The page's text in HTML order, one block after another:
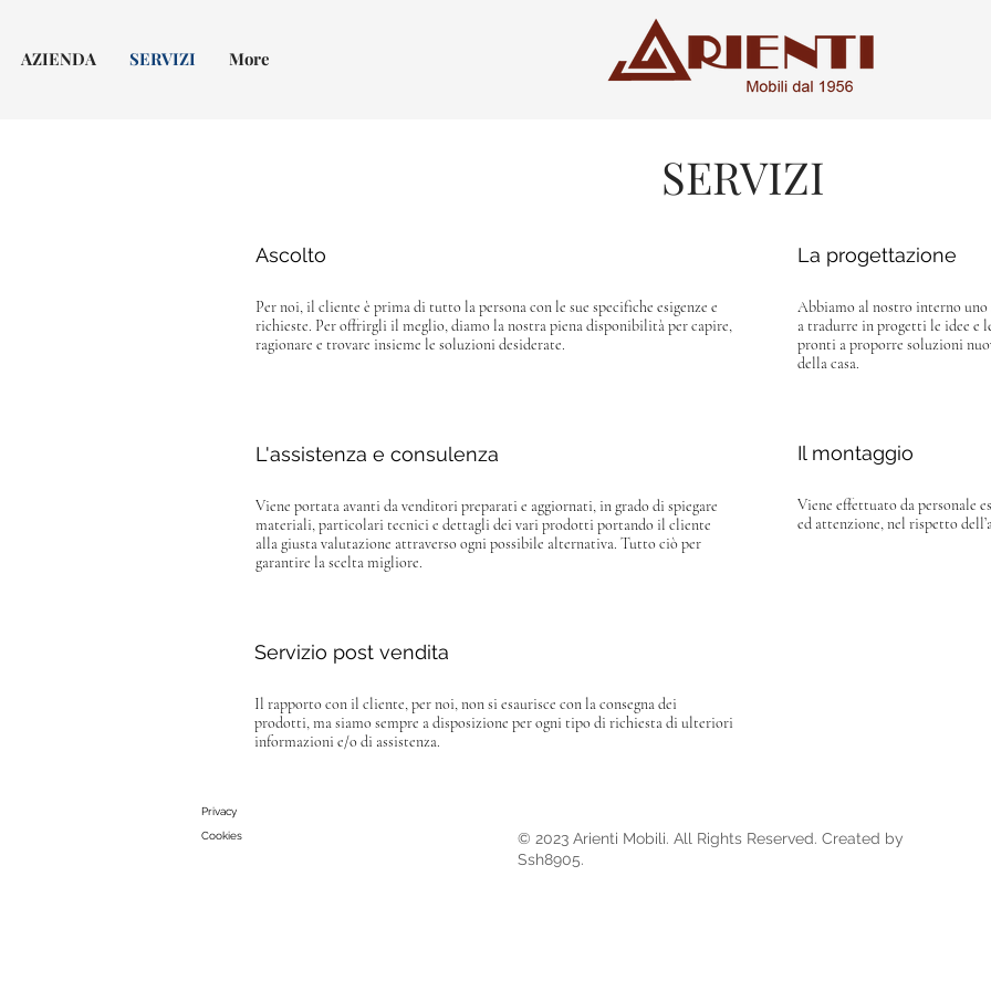
AZIENDA SERVIZI More
SERVIZI
Ascolto
Per noi, il cliente è prima di tutto la persona con le sue specifiche esigenze e
richieste. Per offrirgli il meglio, diamo la nostra piena disponibilità per capire,
ragionare e trovare insieme le soluzioni desiderate.
La progettazione
Abbiamo al nostro interno
a tradurre in progetti le idee e
pronti a proporre soluzioni
della casa.
L'assistenza e consulenza
Viene portata avanti da venditori preparati e aggiornati, in grado di spiegare
materiali, particolari tecnici e dettagli dei vari prodotti portando il cliente
alla giusta valutazione attraverso ogni possibile alternativa. Tutto ciò per
garantire la scelta migliore.
Il montaggio
Viene effettuato da personale
ed attenzione, nel rispetto
Servizio post vendita
Il rapporto con il cliente, per noi, non si esaurisce con la consegna dei
prodotti, ma siamo sempre a disposizione per ogni tipo di richiesta di ulteriori
informazioni e/o di assistenza.
Privacy
Cookies
© 2023 Arienti Mobili. All Rights Reserved. Created by
Ssh8905.